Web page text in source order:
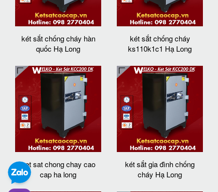
két sắt chống cháy hàn
quốc Hạ Long
két sắt chống cháy
ks110k1c1 Hạ Long
ket sat chong chay cao
cap ha long
két sắt gia đình chống
cháy Hạ Long